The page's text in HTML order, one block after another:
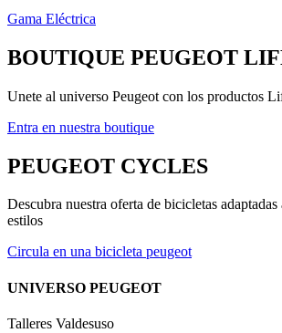
Gama Eléctrica
BOUTIQUE PEUGEOT
Unete al universo Peugeot con los productos
Entra en nuestra boutique
PEUGEOT CYCLES
Descubra nuestra oferta de bicicletas
estilos
Circula en una bicicleta peugeot
UNIVERSO PEUGEOT
Talleres Valdesuso